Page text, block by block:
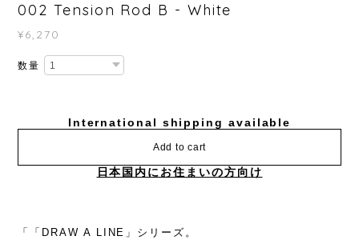
002 Tension Rod B - White
¥6,270
数量
International shipping available
Add to cart
日本国内にお住まいの方向け
「「DRAW A LINE」シリーズ。